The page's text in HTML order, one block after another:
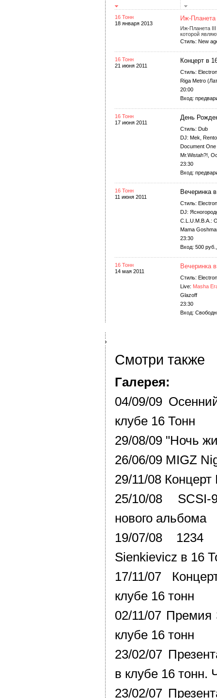
16 Тонн
18 января 2013
Иж-
Иж-Планета III
которой
Стиль: New
16 Тонн
21 июня 2011
Концерт в
Стиль:
Riga Metro
20:00
Вход:
16 Тонн
17 июня 2011
День
Стиль: Dub
DJ: Mek,
Document One
Mr.Wistah?!,
23:30
Вход:
16 Тонн
11 июня 2011
Вечеринка
Стиль:
DJ:
C.L.U.M.B.A.:
Mama
23:30
Вход: 500
16 Тонн
14 мая 2011
Вечеринка
Стиль:
Live: Masha
Glazoff
23:30
Вход:
Смотри также
Галерея:
04/09/09
клубе 16 Тонн
29/08/09 "Ночь
26/06/09 MIGZ
29/11/08 Концерт
25/10/08
нового альбома
19/07/08
Sienkievicz в 16
17/11/07
клубе 16 тонн
02/11/07 Премия
клубе 16 тонн
23/02/07
в клубе 16 тонн.
23/02/07